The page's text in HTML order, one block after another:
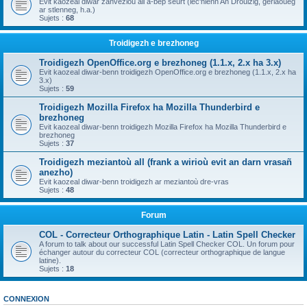
ar stlenneg, h.a.)
Sujets : 68
Troidigezh e brezhoneg
Troidigezh OpenOffice.org e brezhoneg (1.1.x, 2.x ha 3.x)
Evit kaozeal diwar-benn troidigezh OpenOffice.org e brezhoneg (1.1.x, 2.x ha
3.x)
Sujets : 59
Troidigezh Mozilla Firefox ha Mozilla Thunderbird e
brezhoneg
Evit kaozeal diwar-benn troidigezh Mozilla Firefox ha Mozilla Thunderbird e
brezhoneg
Sujets : 37
Troidigezh meziantoù all (frank a wirioù evit an darn vrasañ
anezho)
Evit kaozeal diwar-benn troidigezh ar meziantoù dre-vras
Sujets : 48
Forum
COL - Correcteur Orthographique Latin - Latin Spell Checker
A forum to talk about our successful Latin Spell Checker COL. Un forum pour
échanger autour du correcteur COL (correcteur orthographique de langue
latine).
Sujets : 18
CONNEXION